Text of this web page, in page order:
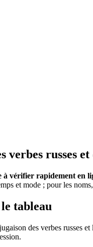
verbes russes
vérifier rapidement en
et mode ; pour les
tableau
des verbes russes